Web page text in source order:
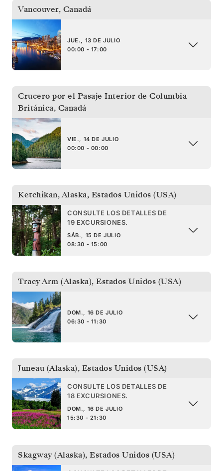
Vancouver, Canadá
JUE., 13 DE JULIO
00:00 - 17:00
Crucero por el Pasaje Interior de Columbia
Británica, Canadá
VIE., 14 DE JULIO
00:00 - 00:00
Ketchikan, Alaska, Estados Unidos (USA)
CONSULTE LOS DETALLES DE
19 EXCURSIONES.
SÁB., 15 DE JULIO
08:30 - 15:00
Tracy Arm (Alaska), Estados Unidos (USA)
DOM., 16 DE JULIO
06:30 - 11:30
Juneau (Alaska), Estados Unidos (USA)
CONSULTE LOS DETALLES DE
18 EXCURSIONES.
DOM., 16 DE JULIO
15:30 - 21:30
Skagway (Alaska), Estados Unidos (USA)